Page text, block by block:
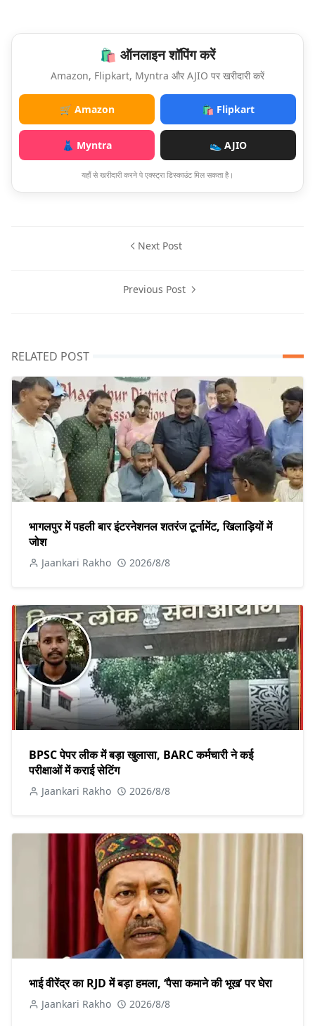
🛍️ ऑनलाइन शॉपिंग करें
Amazon, Flipkart, Myntra और AJIO पर खरीदारी करें
🛒 Amazon 🛍️ Flipkart
👗 Myntra 👟 AJIO
यहाँ से खरीदारी करने पे एक्स्ट्रा डिस्काउंट मिल सकता है।
Next Post
Previous Post
RELATED POST
भागलपुर में पहली बार इंटरनेशनल शतरंज टूर्नामेंट, खिलाड़ियों में
जोश
Jaankari Rakho 2026/8/8
BPSC पेपर लीक में बड़ा खुलासा, BARC कर्मचारी ने कई
परीक्षाओं में कराई सेटिंग
Jaankari Rakho 2026/8/8
भाई वीरेंद्र का RJD में बड़ा हमला, ‘पैसा कमाने की भूख’ पर घेरा
Jaankari Rakho 2026/8/8